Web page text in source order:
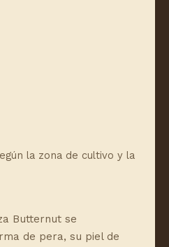
la zona de cultivo y la
Butternut se
de pera, su piel de